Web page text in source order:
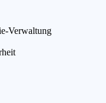
Verwaltung